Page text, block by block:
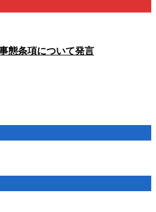
態条項について発言